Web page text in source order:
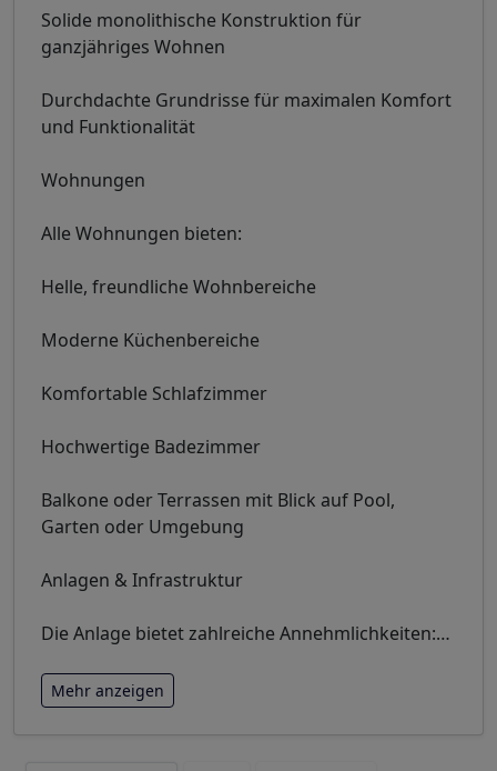
Solide monolithische Konstruktion für
ganzjähriges Wohnen
Durchdachte Grundrisse für maximalen Komfort
und Funktionalität
Wohnungen
Alle Wohnungen bieten:
Helle, freundliche Wohnbereiche
Moderne Küchenbereiche
Komfortable Schlafzimmer
Hochwertige Badezimmer
Balkone oder Terrassen mit Blick auf Pool,
Garten oder Umgebung
Anlagen & Infrastruktur
Die Anlage bietet zahlreiche Annehmlichkeiten:…
Mehr anzeigen